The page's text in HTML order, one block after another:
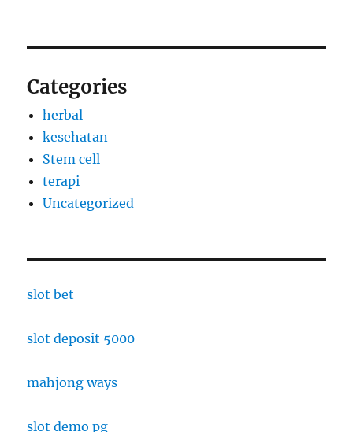
Categories
herbal
kesehatan
Stem cell
terapi
Uncategorized
slot bet
slot deposit 5000
mahjong ways
slot demo pg